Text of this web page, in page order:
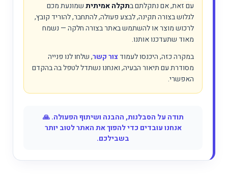
עם זאת, אם נתקלתם בתקלה אמיתיתשמונעת מכם
לגלוש בצורה תקינה, לבצע פעולה, להתחבר, להוריד קובץ,
לרכוש מוצר או להשתמש באתר בצורה חלקה — נשמח
מאוד שתעדכנו אותנו.
במקרה כזה, היכנסו לעמודצור קשר, שלחו לנו פנייה
מסודרת עם תיאור הבעיה, ואנחנו נשתדל לטפל בה בהקדם
האפשרי.
תודה על הסבלנות, ההבנה ושיתוף הפעולה. 🙏
אנחנו עובדים כדי להפוך את האתר לטוב יותר
בשבילכם.